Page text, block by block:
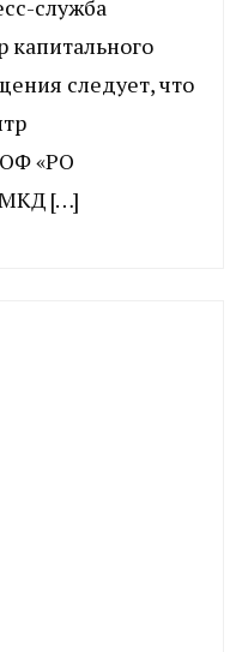
служба
капитального
следует, что
«РО
МКД […]